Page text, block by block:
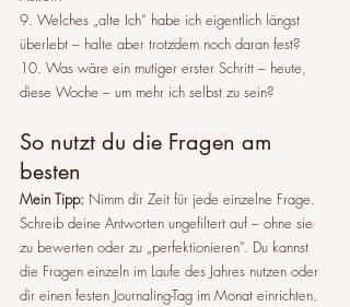
9. Welches „alte Ich“ habe ich eigentlich längst
überlebt – halte aber trotzdem noch daran fest?
10. Was wäre ein mutiger erster Schritt – heute,
diese Woche – um mehr ich selbst zu sein?
So nutzt du die Fragen am
besten
Mein Tipp: Nimm dir Zeit für jede einzelne Frage.
Schreib deine Antworten ungefiltert auf – ohne sie
zu bewerten oder zu „perfektionieren“. Du kannst
die Fragen einzeln im Laufe des Jahres nutzen oder
dir einen festen Journaling-Tag im Monat einrichten.